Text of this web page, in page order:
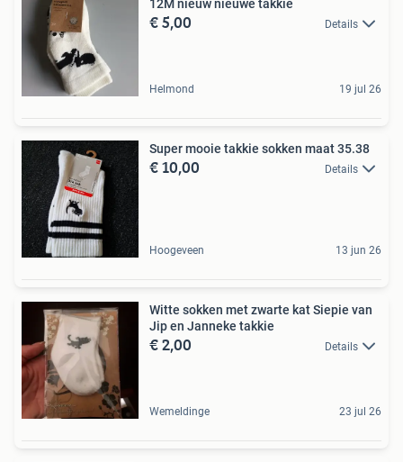
12M nieuw nieuwe takkie
€ 5,00 Details
Helmond 19 jul 26
Super mooie takkie sokken maat 35.38
€ 10,00 Details
Hoogeveen 13 jun 26
Witte sokken met zwarte kat Siepie van
Jip en Janneke takkie
€ 2,00 Details
Wemeldinge 23 jul 26